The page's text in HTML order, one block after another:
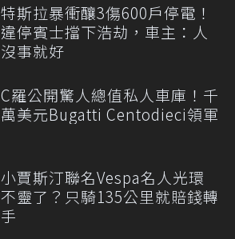
特斯拉暴衝釀3傷600戶停電！
違停賓士擋下浩劫，車主：人
沒事就好
C羅公開驚人總值私人車庫！千
萬美元Bugatti Centodieci領軍
小賈斯汀聯名Vespa名人光環
不靈了？只騎135公里就賠錢轉
手